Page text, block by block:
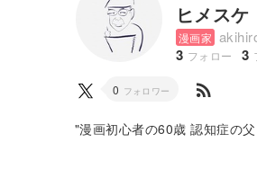
ヒメスケ
漫画家
3 フォロー 3
0 フォロワー rss_feed
"漫画初心者の60歳 認知症の